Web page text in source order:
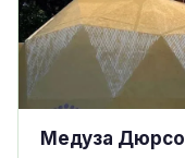
Медуза Дюрсо